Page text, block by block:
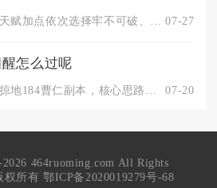
07-27
怎么过呢
四醒配置想要通关攻城掠地184曹仁副本，核心思路是压低全队攻... 07-20
464ruoming.com All Rights
权所有 鄂ICP备2020019279号-68